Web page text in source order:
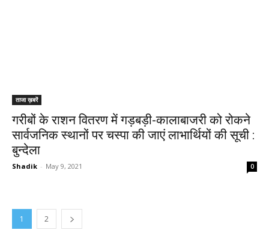
ताजा ख़बरें
गरीबों के राशन वितरण में गड़बड़ी-कालाबाजरी को रोकने
सार्वजनिक स्थानों पर चस्पा की जाएं लाभार्थियों की सूची :
बुन्देला
Shadik - May 9, 2021 0
1 2